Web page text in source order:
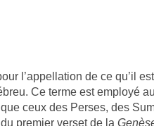
l’appellation de ce qu’il est
Ce terme est employé
ceux des Perses, des
premier verset de la